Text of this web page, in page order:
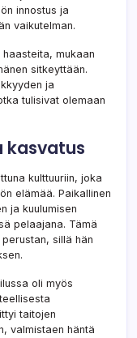
innostus ja
vaikutelman.
mukaan
sitkeyttään.
ja
tulisivat olemaan
kasvatus
kulttuuriin, joka
elämää. Paikallinen
ja kuulumisen
pelaajana. Tämä
sillä hän
oli myös
taitojen
valmistaen häntä